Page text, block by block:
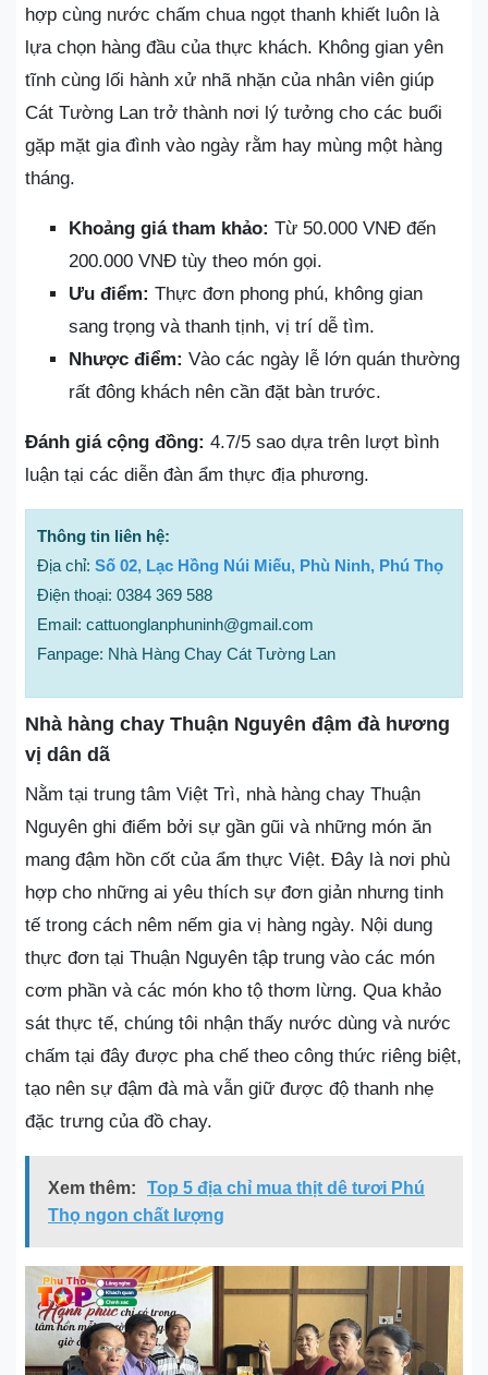
hợp cùng nước chấm chua ngọt thanh khiết luôn là
lựa chọn hàng đầu của thực khách. Không gian yên
tĩnh cùng lối hành xử nhã nhặn của nhân viên giúp
Cát Tường Lan trở thành nơi lý tưởng cho các buổi
gặp mặt gia đình vào ngày rằm hay mùng một hàng
tháng.
Khoảng giá tham khảo: Từ 50.000 VNĐ đến
200.000 VNĐ tùy theo món gọi.
Ưu điểm: Thực đơn phong phú, không gian
sang trọng và thanh tịnh, vị trí dễ tìm.
Nhược điểm: Vào các ngày lễ lớn quán thường
rất đông khách nên cần đặt bàn trước.
Đánh giá cộng đồng: 4.7/5 sao dựa trên lượt bình
luận tại các diễn đàn ẩm thực địa phương.
Thông tin liên hệ:
Địa chỉ: Số 02, Lạc Hồng Núi Miếu, Phù Ninh, Phú Thọ
Điện thoại: 0384 369 588
Email: cattuonglanphuninh@gmail.com
Fanpage: Nhà Hàng Chay Cát Tường Lan
Nhà hàng chay Thuận Nguyên đậm đà hương
vị dân dã
Nằm tại trung tâm Việt Trì, nhà hàng chay Thuận
Nguyên ghi điểm bởi sự gần gũi và những món ăn
mang đậm hồn cốt của ẩm thực Việt. Đây là nơi phù
hợp cho những ai yêu thích sự đơn giản nhưng tinh
tế trong cách nêm nếm gia vị hàng ngày. Nội dung
thực đơn tại Thuận Nguyên tập trung vào các món
cơm phần và các món kho tộ thơm lừng. Qua khảo
sát thực tế, chúng tôi nhận thấy nước dùng và nước
chấm tại đây được pha chế theo công thức riêng biệt,
tạo nên sự đậm đà mà vẫn giữ được độ thanh nhẹ
đặc trưng của đồ chay.
Xem thêm:
Top 5 địa chỉ mua thịt dê tươi Phú
Thọ ngon chất lượng